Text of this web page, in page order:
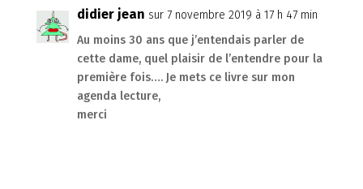
didier jean sur 7 novembre 2019 à 17 h 47 min
Au moins 30 ans que j’entendais parler de
cette dame, quel plaisir de l’entendre pour la
première fois…. Je mets ce livre sur mon
agenda lecture,
merci